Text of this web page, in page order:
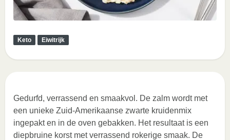
Keto Eiwitrijk
Gedurfd, verrassend en smaakvol. De zalm wordt met
een unieke Zuid-Amerikaanse zwarte kruidenmix
ingepakt en in de oven gebakken. Het resultaat is een
diepbruine korst met verrassend rokerige smaak. De